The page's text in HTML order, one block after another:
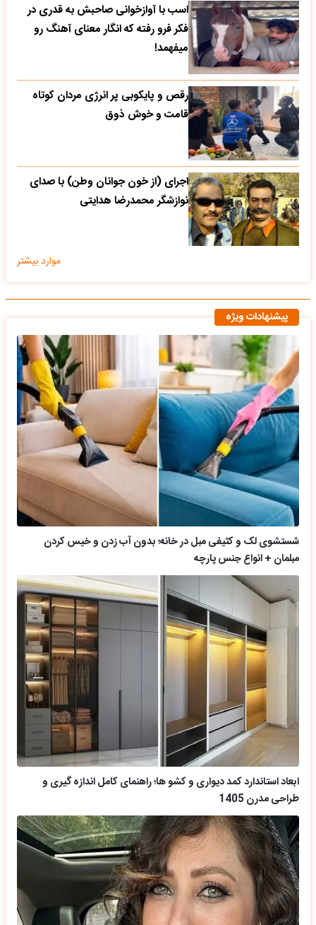
اسب با آوازخوانی صاحبش به قدری در
فکر فرو رفته که انگار معنای آهنگ رو
میفهمد!
رقص و پایکوبی پر انرژی مردان کوتاه
قامت و خوش ذوق
اجرای (از خون جوانان وطن) با صدای
نوازشگر محمدرضا هدایتی
موارد بیشتر
پیشنهادات ویژه
شستشوی لک و کثیفی مبل در خانه؛ بدون آب زدن و خیس کردن
مبلمان + انواع جنس پارچه
ابعاد استاندارد کمد دیواری و کشو ها؛ راهنمای کامل اندازه گیری و
طراحی مدرن 1405